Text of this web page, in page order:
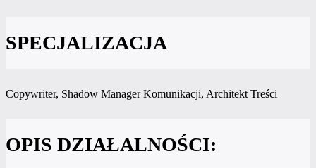
SPECJALIZACJA
Copywriter, Shadow Manager Komunikacji, Architekt Treści
OPIS DZIAŁALNOŚCI: